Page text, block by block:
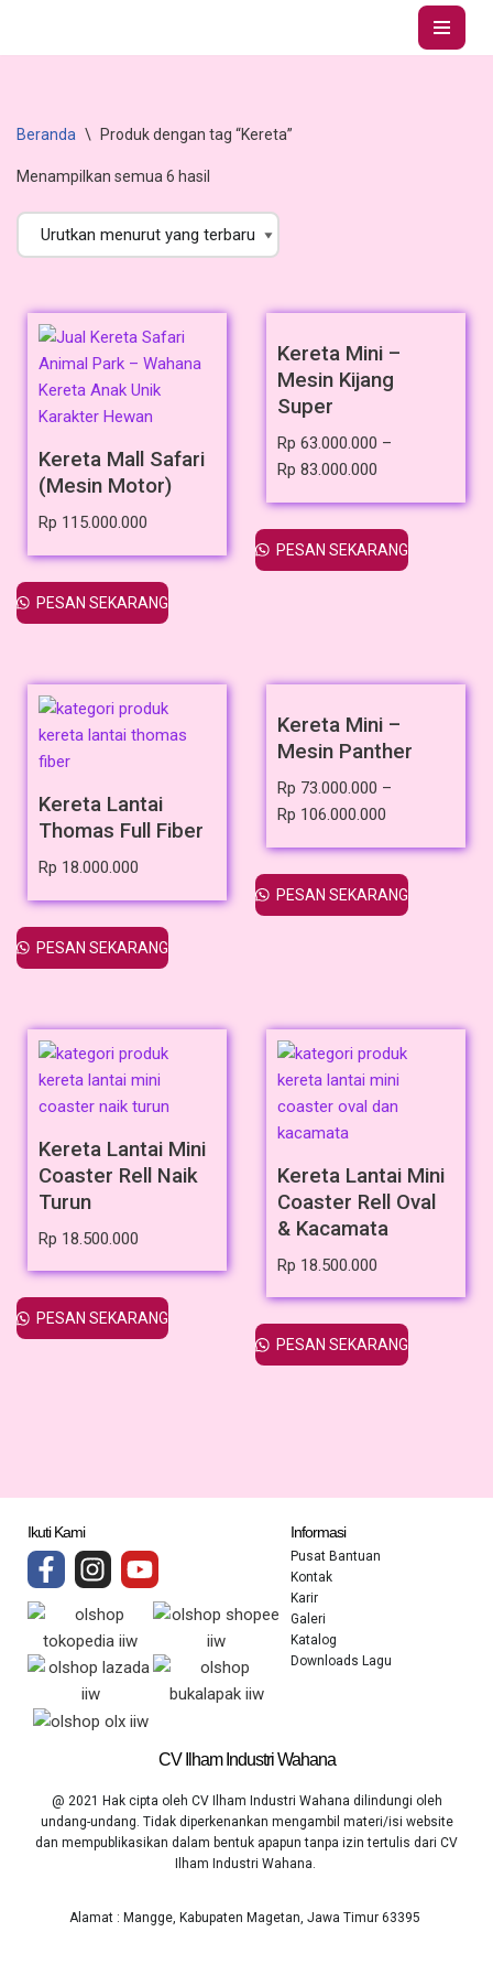
Lompat
Beranda \ Produk dengan tag “Kereta”
Menampilkan semua 6 hasil
Kereta Mall Safari
(Mesin Motor)
Rp 115.000.000
PESAN SEKARANG
Kereta Mini –
Mesin Kijang
Super
Rp 63.000.000 –
Rp 83.000.000
PESAN SEKARANG
Kereta Lantai
Thomas Full Fiber
Rp 18.000.000
PESAN SEKARANG
Kereta Mini –
Mesin Panther
Rp 73.000.000 –
Rp 106.000.000
PESAN SEKARANG
Kereta Lantai Mini
Coaster Rell Naik
Turun
Rp 18.500.000
PESAN SEKARANG
Kereta Lantai Mini
Coaster Rell Oval
& Kacamata
Rp 18.500.000
PESAN SEKARANG
CV Ilham Industri Wahana
@ 2021 Hak cipta oleh CV Ilham Industri Wahana dilindungi oleh
undang-undang. Tidak diperkenankan mengambil materi/isi website
dan mempublikasikan dalam bentuk apapun tanpa izin tertulis dari CV
Ilham Industri Wahana.
Alamat : Mangge, Kabupaten Magetan, Jawa Timur 63395
Informasi
Pusat Bantuan
Kontak
Karir
Galeri
Katalog
Downloads Lagu
Ikuti Kami